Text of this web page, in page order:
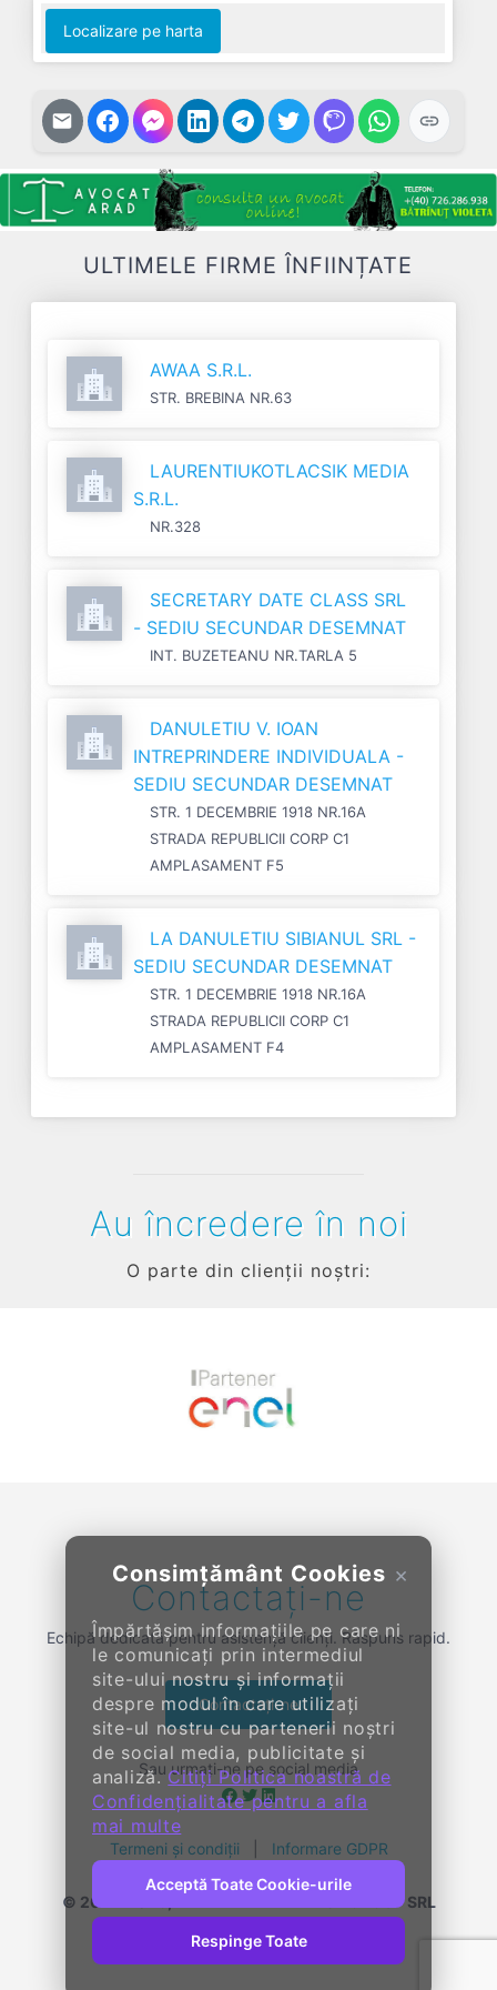
Localizare pe harta
ULTIMELE FIRME ÎNFIINȚATE
AWAA S.R.L.
STR. BREBINA NR.63
LAURENTIUKOTLACSIK MEDIA
S.R.L.
NR.328
SECRETARY DATE CLASS SRL
- SEDIU SECUNDAR DESEMNAT
INT. BUZETEANU NR.TARLA 5
DANULETIU V. IOAN
INTREPRINDERE INDIVIDUALA -
SEDIU SECUNDAR DESEMNAT
STR. 1 DECEMBRIE 1918 NR.16A
STRADA REPUBLICII CORP C1
AMPLASAMENT F5
LA DANULETIU SIBIANUL SRL -
SEDIU SECUNDAR DESEMNAT
STR. 1 DECEMBRIE 1918 NR.16A
STRADA REPUBLICII CORP C1
AMPLASAMENT F4
×
Consimțământ Cookies
Împărtășim informațiile pe care ni
le comunicați prin intermediul
site-ului nostru și informații
despre modul în care utilizați
site-ul nostru cu partenerii noștri
de social media, publicitate și
analiză.Citiți Politica noastră de
Confidențialitate pentru a afla
mai multe
Acceptă Toate Cookie-urile
Respinge Toate
Au încredere în noi
O parte din clienții noștri:
Contactați-ne
Echipă dedicată pentru asistență clienți. Răspuns rapid.
Contactați-ne
Sau urmați-ne pe social media
Termeni și condiții Informare GDPR
© 2014-
2026, KENDALL ENTERPRISE GROUP SRL